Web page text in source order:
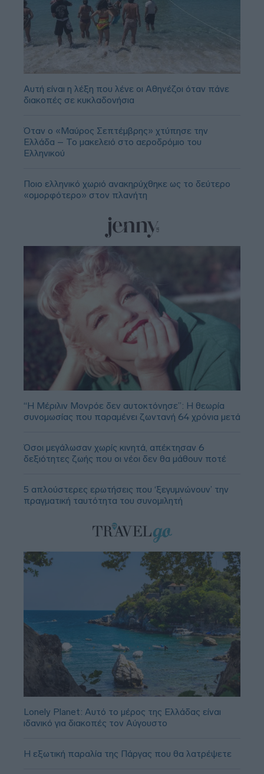
Αυτή είναι η λέξη που λένε οι Αθηνέζοι όταν πάνε
διακοπές σε κυκλαδονήσια
Όταν ο «Μαύρος Σεπτέμβρης» χτύπησε την
Ελλάδα – Το μακελειό στο αεροδρόμιο του
Ελληνικού
Ποιο ελληνικό χωριό ανακηρύχθηκε ως το δεύτερο
«ομορφότερο» στον πλανήτη
“Η Μέριλιν Μονρόε δεν αυτοκτόνησε”: Η θεωρία
συνομωσίας που παραμένει ζωντανή 64 χρόνια μετά
Όσοι μεγάλωσαν χωρίς κινητά, απέκτησαν 6
δεξιότητες ζωής που οι νέοι δεν θα μάθουν ποτέ
5 απλούστερες ερωτήσεις που ‘ξεγυμνώνουν’ την
πραγματική ταυτότητα του συνομιλητή
Lonely Planet: Αυτό το μέρος της Ελλάδας είναι
ιδανικό για διακοπές τον Αύγουστο
Η εξωτική παραλία της Πάργας που θα λατρέψετε